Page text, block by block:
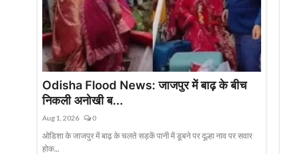
Odisha Flood News: जाजपुर में बाढ़ के बीच
निकली अनोखी ब...
Aug 1, 2026 0
ओडिशा के जाजपुर में बाढ़ के चलते सड़कें पानी में डूबने पर दूल्हा नाव पर सवार
होक...